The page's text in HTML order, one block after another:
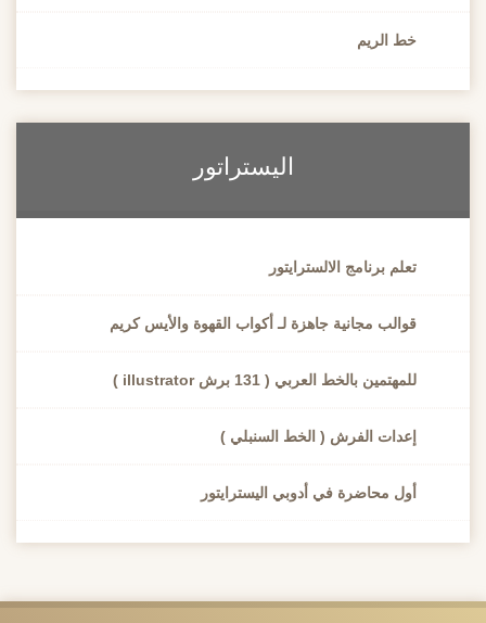
خط الريم
اليستراتور
تعلم برنامج الالسترايتور
قوالب مجانية جاهزة لـ أكواب القهوة والأيس كريم
للمهتمين بالخط العربي ( 131 برش illustrator )
إعدات الفرش ( الخط السنبلي )
أول محاضرة في أدوبي اليسترايتور